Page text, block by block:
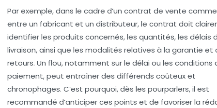
Par exemple, dans le cadre d’un contrat de vente
entre un fabricant et un distributeur, le contrat doit
identifier les produits concernés, les quantités, les délais
livraison, ainsi que les modalités relatives à la garantie et
retours. Un flou, notamment sur le délai ou les conditions
paiement, peut entraîner des différends coûteux et
chronophages. C’est pourquoi, dès les pourparlers, il est
recommandé d’anticiper ces points et de favoriser la